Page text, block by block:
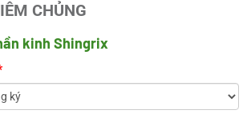
CHỦNG
kinh Shingrix